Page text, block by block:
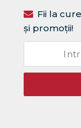
Fii la
și promoții!